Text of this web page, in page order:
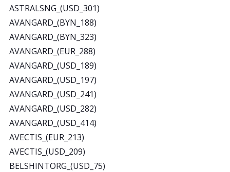
ASTRALSNG_(USD_301)
AVANGARD_(BYN_188)
AVANGARD_(BYN_323)
AVANGARD_(EUR_288)
AVANGARD_(USD_189)
AVANGARD_(USD_197)
AVANGARD_(USD_241)
AVANGARD_(USD_282)
AVANGARD_(USD_414)
AVECTIS_(EUR_213)
AVECTIS_(USD_209)
BELSHINTORG_(USD_75)